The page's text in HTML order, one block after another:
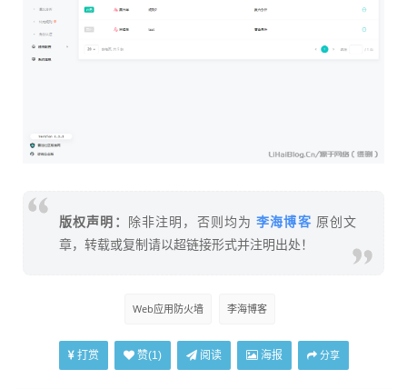
版权声明： 除非注明，否则均为 李海博客 原创文
章，转载或复制请以超链接形式并注明出处！
Web应用防火墙 李海博客
打赏 赞(1) 阅读 海报 分享